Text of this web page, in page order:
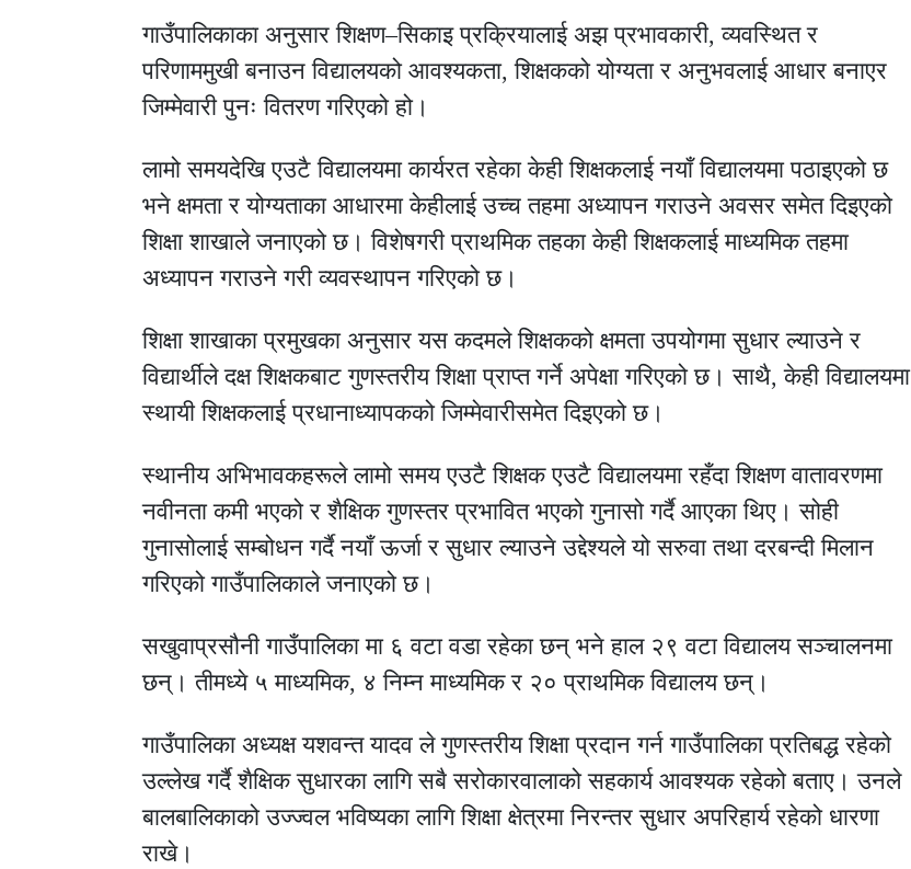
गाउँपालिकाका अनुसार शिक्षण–सिकाइ प्रक्रियालाई अझ प्रभावकारी, व्यवस्थित र
परिणाममुखी बनाउन विद्यालयको आवश्यकता, शिक्षकको योग्यता र अनुभवलाई आधार बनाएर
जिम्मेवारी पुनः वितरण गरिएको हो।
लामो समयदेखि एउटै विद्यालयमा कार्यरत रहेका केही शिक्षकलाई नयाँ विद्यालयमा पठाइएको छ
भने क्षमता र योग्यताका आधारमा केहीलाई उच्च तहमा अध्यापन गराउने अवसर समेत दिइएको
शिक्षा शाखाले जनाएको छ। विशेषगरी प्राथमिक तहका केही शिक्षकलाई माध्यमिक तहमा
अध्यापन गराउने गरी व्यवस्थापन गरिएको छ।
शिक्षा शाखाका प्रमुखका अनुसार यस कदमले शिक्षकको क्षमता उपयोगमा सुधार ल्याउने र
विद्यार्थीले दक्ष शिक्षकबाट गुणस्तरीय शिक्षा प्राप्त गर्ने अपेक्षा गरिएको छ। साथै, केही विद्यालयमा
स्थायी शिक्षकलाई प्रधानाध्यापकको जिम्मेवारीसमेत दिइएको छ।
स्थानीय अभिभावकहरूले लामो समय एउटै शिक्षक एउटै विद्यालयमा रहँदा शिक्षण वातावरणमा
नवीनता कमी भएको र शैक्षिक गुणस्तर प्रभावित भएको गुनासो गर्दै आएका थिए। सोही
गुनासोलाई सम्बोधन गर्दै नयाँ ऊर्जा र सुधार ल्याउने उद्देश्यले यो सरुवा तथा दरबन्दी मिलान
गरिएको गाउँपालिकाले जनाएको छ।
सखुवाप्रसौनी गाउँपालिका मा ६ वटा वडा रहेका छन् भने हाल २९ वटा विद्यालय सञ्चालनमा
छन्। तीमध्ये ५ माध्यमिक, ४ निम्न माध्यमिक र २० प्राथमिक विद्यालय छन्।
गाउँपालिका अध्यक्ष यशवन्त यादव ले गुणस्तरीय शिक्षा प्रदान गर्न गाउँपालिका प्रतिबद्ध रहेको
उल्लेख गर्दै शैक्षिक सुधारका लागि सबै सरोकारवालाको सहकार्य आवश्यक रहेको बताए। उनले
बालबालिकाको उज्ज्वल भविष्यका लागि शिक्षा क्षेत्रमा निरन्तर सुधार अपरिहार्य रहेको धारणा
राखे।